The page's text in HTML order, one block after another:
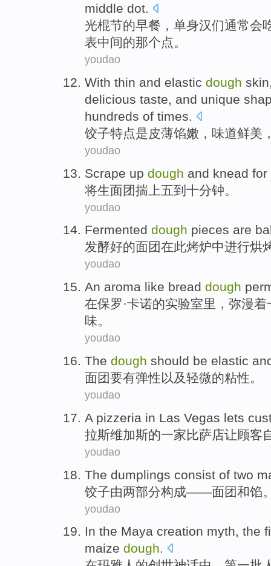
middle dot.
光棍节的早餐 ， 单身汉们通常会
表中间的那个点。
youdao
With thin and elastic dough skin
delicious taste, and unique
hundreds of times.
饺子特点是皮薄馅嫩 ， 味道鲜美
youdao
Scrape up dough and knead for
将生面团揣上五到 十分钟 。
youdao
Fermented dough pieces are
发酵好的面团在此烤炉中进行烘
youdao
An aroma like bread dough
在保罗·卡诺的实验室里 ， 弥漫着
味。
youdao
The dough should be elastic
面团要有弹性以及轻微的粘性。
youdao
A pizzeria in Las Vegas lets
拉斯维加斯的一家比萨店让顾客
youdao
The dumplings consist of two
饺子由两部分构成——面团和馅
youdao
In the Maya creation myth, the
maize dough.